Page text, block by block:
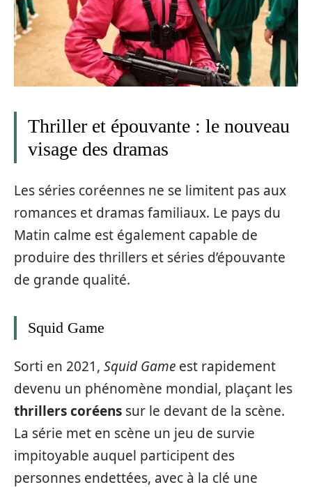
Thriller et épouvante : le nouveau
visage des dramas
Les séries coréennes ne se limitent pas aux
romances et dramas familiaux. Le pays du
Matin calme est également capable de
produire des thrillers et séries d’épouvante
de grande qualité.
Squid Game
Sorti en 2021, Squid Game est rapidement
devenu un phénomène mondial, plaçant les
thrillers coréens sur le devant de la scène.
La série met en scène un jeu de survie
impitoyable auquel participent des
personnes endettées, avec à la clé une